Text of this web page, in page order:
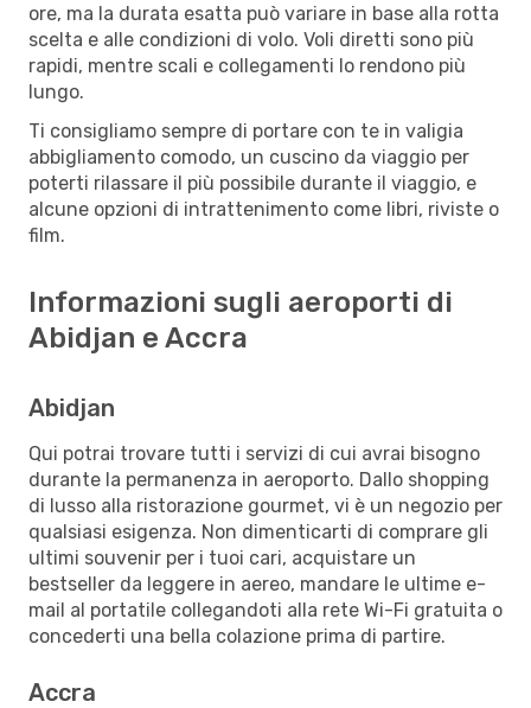
ore, ma la durata esatta può variare in base alla rotta
scelta e alle condizioni di volo. Voli diretti sono più
rapidi, mentre scali e collegamenti lo rendono più
lungo.
Ti consigliamo sempre di portare con te in valigia
abbigliamento comodo, un cuscino da viaggio per
poterti rilassare il più possibile durante il viaggio, e
alcune opzioni di intrattenimento come libri, riviste o
film.
Informazioni sugli aeroporti di
Abidjan e Accra
Abidjan
Qui potrai trovare tutti i servizi di cui avrai bisogno
durante la permanenza in aeroporto. Dallo shopping
di lusso alla ristorazione gourmet, vi è un negozio per
qualsiasi esigenza. Non dimenticarti di comprare gli
ultimi souvenir per i tuoi cari, acquistare un
bestseller da leggere in aereo, mandare le ultime e-
mail al portatile collegandoti alla rete Wi-Fi gratuita o
concederti una bella colazione prima di partire.
Accra